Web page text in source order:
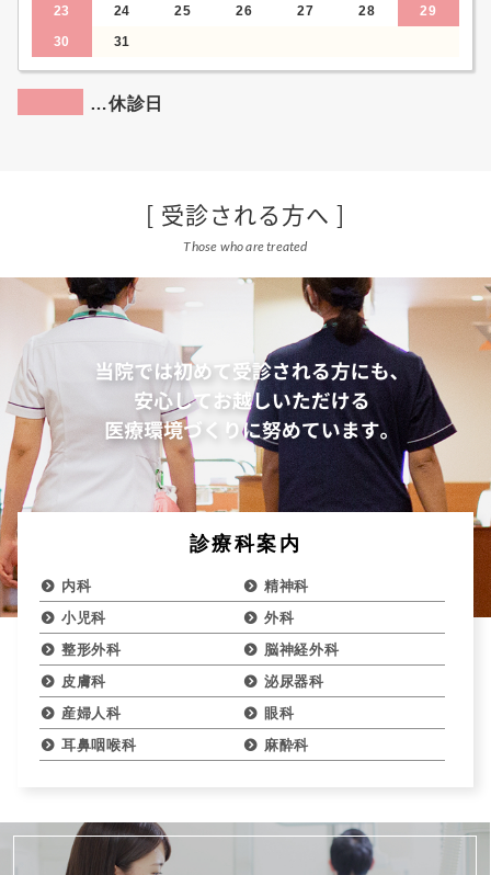
23 24 25 26 27 28
29
30
31
休診日
受診される方へ
Those who are treated
診療科案内
内科
精神科
小児科
外科
整形外科
脳神経外科
皮膚科
泌尿器科
産婦人科
眼科
耳鼻咽喉科
麻酔科